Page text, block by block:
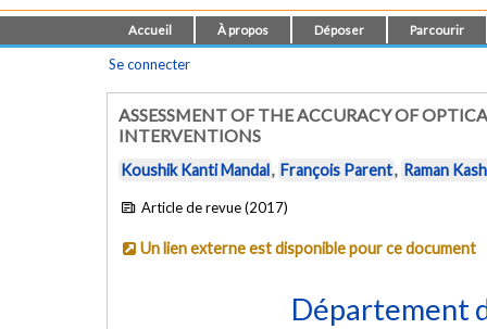
Accueil À propos Déposer Parcourir
Se connecter
ASSESSMENT OF THE ACCURACY OF
INTERVENTIONS
Koushik Kanti Mandal, François Parent, Raman
Article de revue (2017)
Un lien externe est disponible pour ce document
Département